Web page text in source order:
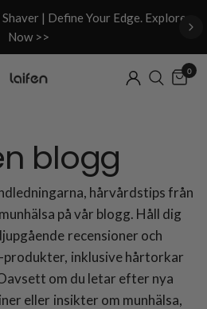
| Define Your Edge. Explore
Now >>
0
blogg
hårvårdstips från
på vår blogg. Håll dig
recensioner och
produkter, inklusive hårtorkar
om du letar efter nya
eller insikter om munhälsa,